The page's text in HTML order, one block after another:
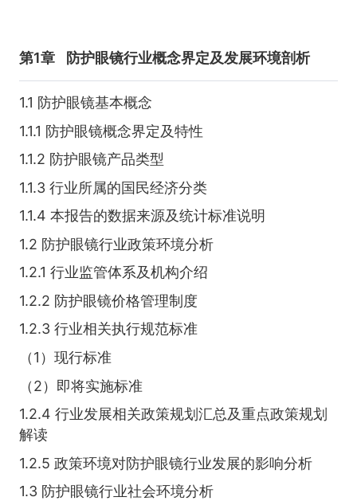
第1章 防护眼镜行业概念界定及发展环境剖析
1.1 防护眼镜基本概念
1.1.1 防护眼镜概念界定及特性
1.1.2 防护眼镜产品类型
1.1.3 行业所属的国民经济分类
1.1.4 本报告的数据来源及统计标准说明
1.2 防护眼镜行业政策环境分析
1.2.1 行业监管体系及机构介绍
1.2.2 防护眼镜价格管理制度
1.2.3 行业相关执行规范标准
（1）现行标准
（2）即将实施标准
1.2.4 行业发展相关政策规划汇总及重点政策规划
解读
1.2.5 政策环境对防护眼镜行业发展的影响分析
1.3 防护眼镜行业社会环境分析